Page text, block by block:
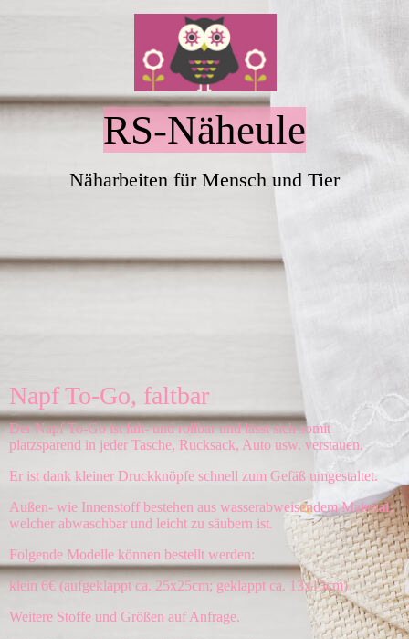
RS-Näheule
Näharbeiten für Mensch und Tier
Napf To-Go, faltbar
Der Napf To-Go ist falt- und rollbar und lässt sich somit
platzsparend in jeder Tasche, Rucksack, Auto usw. verstauen.
Er ist dank kleiner Druckknöpfe schnell zum Gefäß umgestaltet.
Außen- wie Innenstoff bestehen aus wasserabweisendem Material,
welcher abwaschbar und leicht zu säubern ist.
Folgende Modelle können bestellt werden:
klein 6€ (aufgeklappt ca. 25x25cm; geklappt ca. 13x13cm)
Weitere Stoffe und Größen auf Anfrage.